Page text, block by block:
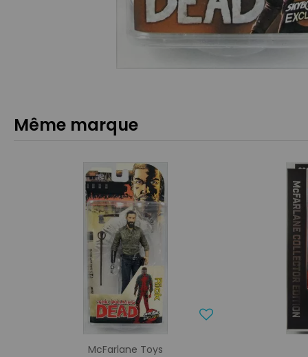
Même marque
McFarlane Toys